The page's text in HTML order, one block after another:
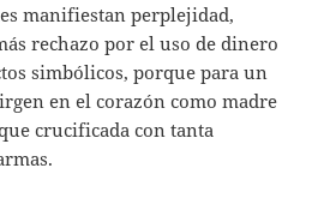
manifiestan perplejidad,
rechazo por el uso de dinero
simbólicos, porque para un
en el corazón como madre
crucificada con tanta